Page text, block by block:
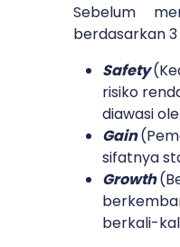
Sebelum
berdasarkan
Safety
risiko
diawasi
Gain
sifatnya
Growth
berkali-